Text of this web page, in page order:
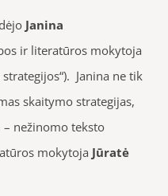
Janina
ir literatūros mokytoja
Janina ne tik
skaitymo strategijas,
nežinomo teksto
mokytoja Jūratė